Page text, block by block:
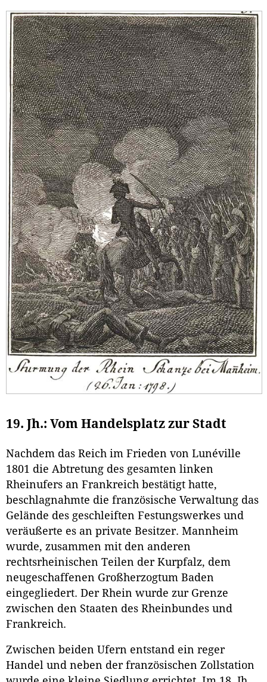
19. Jh.: Vom Handelsplatz zur Stadt
Nachdem das Reich im Frieden von Lunéville
1801 die Abtretung des gesamten linken
Rheinufers an Frankreich bestätigt hatte,
beschlagnahmte die französische Verwaltung das
Gelände des geschleiften Festungswerkes und
veräußerte es an private Besitzer. Mannheim
wurde, zusammen mit den anderen
rechtsrheinischen Teilen der Kurpfalz, dem
neugeschaffenen Großherzogtum Baden
eingegliedert. Der Rhein wurde zur Grenze
zwischen den Staaten des Rheinbundes und
Frankreich.
Zwischen beiden Ufern entstand ein reger
Handel und neben der französischen Zollstation